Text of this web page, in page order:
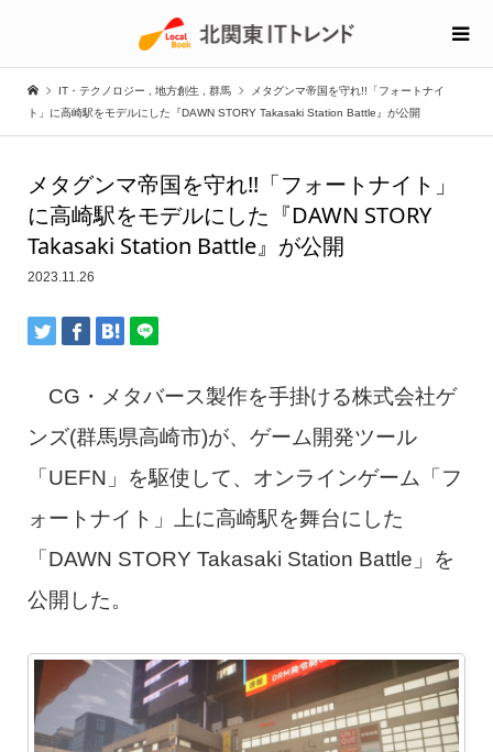
IT・テクノロジー 地方創生 群馬
メタグンマ帝国を守れ!!「フォートナイ
ト」に高崎駅をモデルにした『DAWN STORY Takasaki Station Battle』が公開
メタグンマ帝国を守れ!!「フォートナイト」
に高崎駅をモデルにした『DAWN STORY
Takasaki Station Battle』が公開
2023.11.26
CG・メタバース製作を手掛ける株式会社ゲ
ンズ(群馬県高崎市)が、ゲーム開発ツール
「UEFN」を駆使して、オンラインゲーム「フ
ォートナイト」上に高崎駅を舞台にした
「DAWN STORY Takasaki Station Battle」を
公開した。